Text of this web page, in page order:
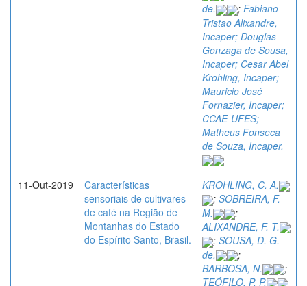
de.
; Fabiano
Tristao Alixandre,
Incaper; Douglas
Gonzaga de Sousa,
Incaper; Cesar Abel
Krohling, Incaper;
Mauricio José
Fornazier, Incaper;
CCAE-UFES;
Matheus Fonseca
de Souza, Incaper.
11-Out-2019
Características
sensoriais de cultivares
de café na Região de
Montanhas do Estado
do Espírito Santo, Brasil.
KROHLING, C. A.
; SOBREIRA, F.
M.
;
ALIXANDRE, F. T.
; SOUSA, D. G.
de.
;
BARBOSA, N.
;
TEÓFILO, P. P.